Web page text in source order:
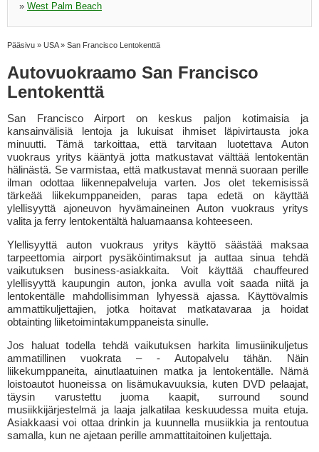
» West Palm Beach
Pääsivu » USA» San Francisco Lentokenttä
Autovuokraamo San Francisco
Lentokenttä
San Francisco Airport on keskus paljon kotimaisia ja
kansainvälisiä lentoja ja lukuisat ihmiset läpivirtausta joka
minuutti. Tämä tarkoittaa, että tarvitaan luotettava Auton
vuokraus yritys kääntyä jotta matkustavat välttää lentokentän
hälinästä. Se varmistaa, että matkustavat mennä suoraan perille
ilman odottaa liikennepalveluja varten. Jos olet tekemisissä
tärkeää liikekumppaneiden, paras tapa edetä on käyttää
ylellisyyttä ajoneuvon hyvämaineinen Auton vuokraus yritys
valita ja ferry lentokentältä haluamaansa kohteeseen.
Ylellisyyttä auton vuokraus yritys käyttö säästää maksaa
tarpeettomia airport pysäköintimaksut ja auttaa sinua tehdä
vaikutuksen business-asiakkaita. Voit käyttää chauffeured
ylellisyyttä kaupungin auton, jonka avulla voit saada niitä ja
lentokentälle mahdollisimman lyhyessä ajassa. Käyttövalmis
ammattikuljettajien, jotka hoitavat matkatavaraa ja hoidat
obtainting liiketoimintakumppaneista sinulle.
Jos haluat todella tehdä vaikutuksen harkita limusiinikuljetus
ammatillinen vuokrata – - Autopalvelu tähän. Näin
liikekumppaneita, ainutlaatuinen matka ja lentokentälle. Nämä
loistoautot huoneissa on lisämukavuuksia, kuten DVD pelaajat,
täysin varustettu juoma kaapit, surround sound
musiikkijärjestelmä ja laaja jalkatilaa keskuudessa muita etuja.
Asiakkaasi voi ottaa drinkin ja kuunnella musiikkia ja rentoutua
samalla, kun ne ajetaan perille ammattitaitoinen kuljettaja.